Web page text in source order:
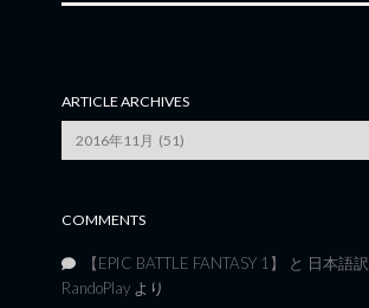
ARTICLE ARCHIVES
Archives
COMMENTS
【EPIC BATTLE FANTASY 1】 と 日本語訳
RandoPlay より